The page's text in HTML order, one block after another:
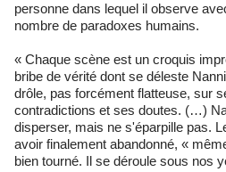
personne dans lequel il observe
nombre de paradoxes humains.
« Chaque scène est un croquis
bribe de vérité dont se déleste
drôle, pas forcément flatteuse, sur
contradictions et ses doutes. (…)
disperser, mais ne s'éparpille pas.
avoir finalement abandonné, «
bien tourné. Il se déroule sous nos